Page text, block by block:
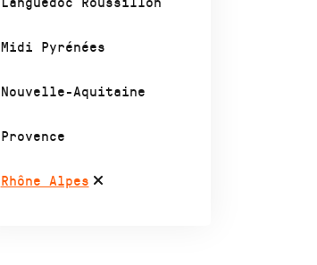
Midi Pyrénées
Nouvelle-Aquitaine
Provence
Rhône Alpes